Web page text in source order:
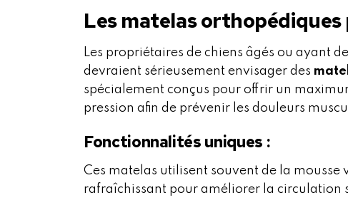
Les matelas orthopédiques
Les propriétaires de chiens âgés ou ayant
devraient sérieusement envisager des
spécialement conçus pour offrir un
pression afin de prévenir les douleurs
Fonctionnalités uniques :
Ces matelas utilisent souvent de la mousse
rafraîchissant pour améliorer la circulation